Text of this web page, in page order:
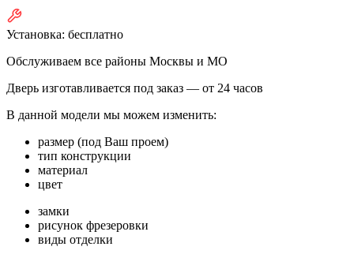
Установка: бесплатно
Обслуживаем все районы Москвы и МО
Дверь изготавливается под заказ — от 24 часов
В данной модели мы можем изменить:
размер (под Ваш проем)
тип конструкции
материал
цвет
замки
рисунок фрезеровки
виды отделки